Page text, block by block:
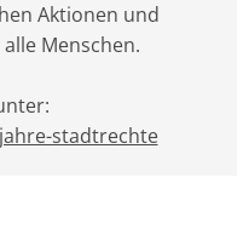
Aktionen und
Menschen.
stadtrechte